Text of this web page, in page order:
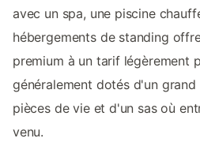
avec un spa, une piscine
hébergements de standing
premium à un tarif légèrement
généralement dotés d'un
pièces de vie et d'un sas où
venu.